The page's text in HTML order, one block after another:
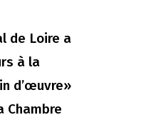
de Loire a
à la
d’œuvre»
Chambre